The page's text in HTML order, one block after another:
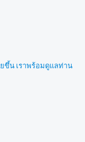
ขึ้น เราพร้อมดูแลท่าน